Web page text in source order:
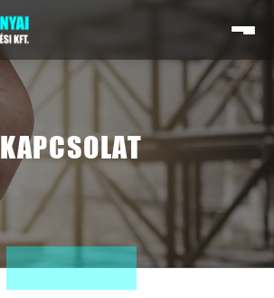
KAPCSOLAT